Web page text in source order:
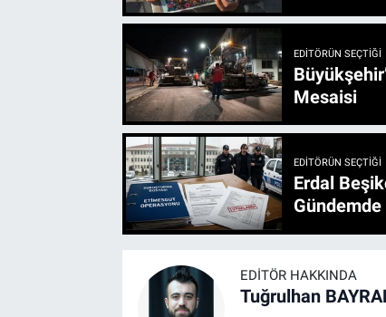
EDITÖRÜN SEÇTIĞI
Büyükşehir’den 3 İlçe 20 Noktada
Mesaisi
EDITÖRÜN SEÇTIĞI
Erdal
Gündemde
EDITÖR HAKKINDA
Tuğrulhan